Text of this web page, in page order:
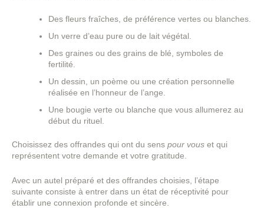
Des fleurs fraîches, de préférence vertes ou blanches.
Un verre d’eau pure ou de lait végétal.
Des graines ou des grains de blé, symboles de
fertilité.
Un dessin, un poème ou une création personnelle
réalisée en l’honneur de l’ange.
Une bougie verte ou blanche que vous allumerez au
début du rituel.
Choisissez des offrandes qui ont du sens pour vous et qui
représentent votre demande et votre gratitude.
Avec un autel préparé et des offrandes choisies, l’étape
suivante consiste à entrer dans un état de réceptivité pour
établir une connexion profonde et sincère.